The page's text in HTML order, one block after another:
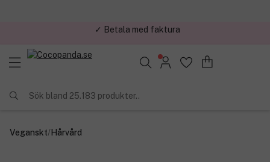
✓ Trygg E-handel
Sök bland 25.183 produkter..
Veganskt/Hårvård